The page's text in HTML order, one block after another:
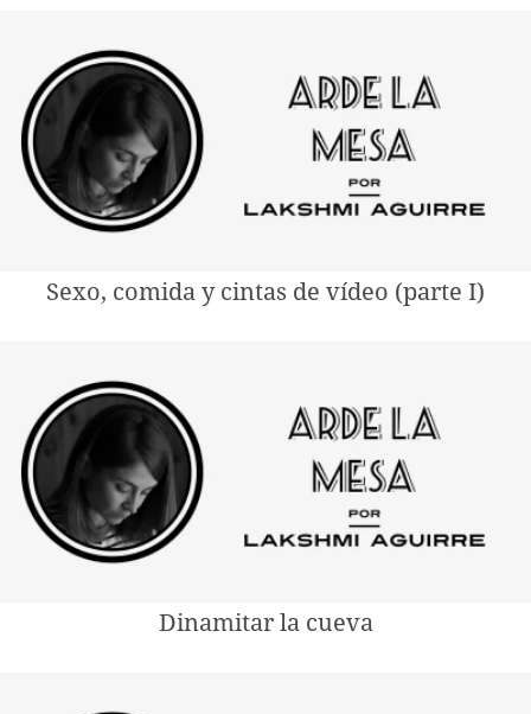
Sexo, comida y cintas de vídeo (parte I)
Dinamitar la cueva